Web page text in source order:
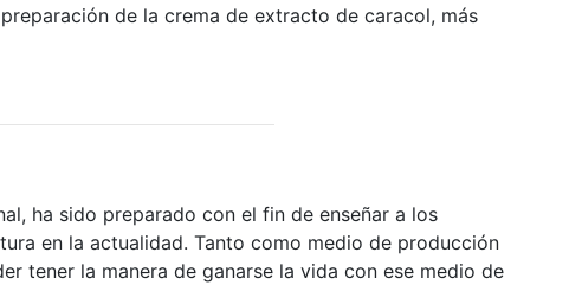
de la crema de extracto de caracol, más
ha sido preparado con el fin de enseñar a los
en la actualidad. Tanto como medio de producción
tener la manera de ganarse la vida con ese medio de